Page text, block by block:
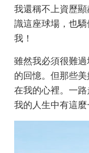
我還稱不上資歷
識這座球場，也
我！
雖然我必須很難
的回憶。但那些
在我的心裡。一
我的人生中有這麼